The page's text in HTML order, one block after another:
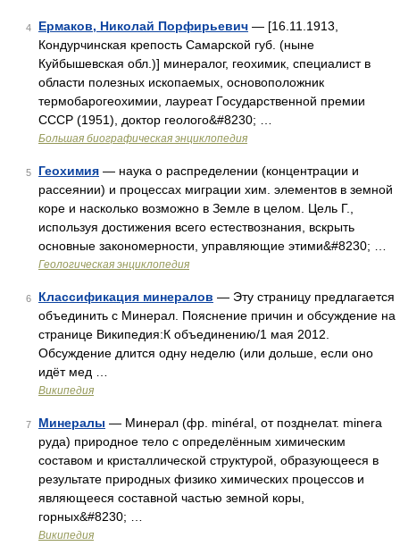
4 Ермаков, Николай Порфирьевич — [16.11.1913,
Кондурчинская крепость Самарской губ. (ныне
Куйбышевская обл.)] минералог, геохимик, специалист в
области полезных ископаемых, основоположник
термобарогеохимии, лауреат Государственной премии
СССР (1951), доктор геолого&#8230; …
Большая биографическая энциклопедия
5 Геохимия — наука о распределении (концентрации и
рассеянии) и процессах миграции хим. элементов в земной
коре и насколько возможно в Земле в целом. Цель Г.,
используя достижения всего естествознания, вскрыть
основные закономерности, управляющие этими&#8230; …
Геологическая энциклопедия
6 Классификация минералов — Эту страницу предлагается
объединить с Минерал. Пояснение причин и обсуждение на
странице Википедия:К объединению/1 мая 2012.
Обсуждение длится одну неделю (или дольше, если оно
идёт мед …
Википедия
7 Минералы — Минерал (фр. minéral, от позднелат. minera
руда) природное тело с определённым химическим
составом и кристаллической структурой, образующееся в
результате природных физико химических процессов и
являющееся составной частью земной коры,
горных&#8230; …
Википедия